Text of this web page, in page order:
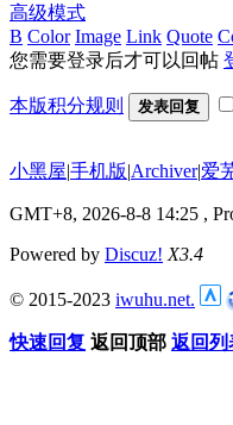
高级模式
B Color Image Link Quote
您需要登录后才可以回帖
本版积分规则 发表回复
小黑屋|手机版|Archiver|爱
GMT+8, 2026-8-8 14:25 ,
Powered by Discuz! X3.4
© 2015-2023 iwuhu.net.
快速回复 返回顶部 返回列